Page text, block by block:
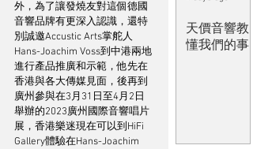
外，為了讓發燒友對這個德國
音響品牌有更深入認識，還特
別誠邀Accustic Arts掌舵人
Hans-Joachim Voss到中港兩地
進行產品推廣和示範，他先在
香港與各大傳媒見面，後再到
廣州參與在3月31日至4月2日
舉辦的2023廣州國際音響唱片
展，香港樂迷現在可以到HiFi
Gallery體驗在Hans-Joachim
天價音響教
懂我們的事